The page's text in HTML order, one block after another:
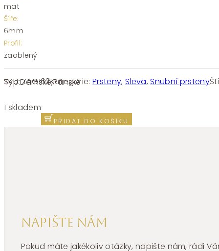
mat
Šíře:
6mm
Profil:
zaoblený
SKU:ZAG163Kategorie:Prsteny,Sleva,Snubní prsteny
Typ:Dámské,Pánské
1 sklademv kombinaci
ocelPŘIDAT DO KOŠÍKU
Napište nám
Pokud máte jakékoliv otázky, napište nám, rádi